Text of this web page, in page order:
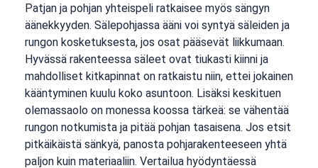
Patjan ja pohjan yhteispeli ratkaisee myös sängyn
äänekkyyden. Sälepohjassa ääni voi syntyä säleiden ja
rungon kosketuksesta, jos osat pääsevät liikkumaan.
Hyvässä rakenteessa säleet ovat tiukasti kiinni ja
mahdolliset kitkapinnat on ratkaistu niin, ettei jokainen
kääntyminen kuulu koko asuntoon. Lisäksi keskituen
olemassaolo on monessa koossa tärkeä: se vähentää
rungon notkumista ja pitää pohjan tasaisena. Jos etsit
pitkäikäistä sänkyä, panosta pohjarakenteeseen yhtä
paljon kuin materiaaliin. Vertailua hyödyntäessä